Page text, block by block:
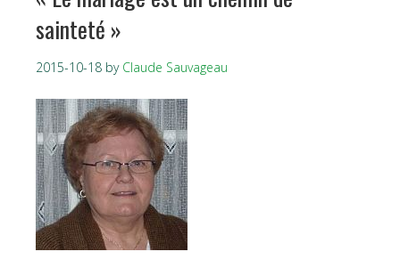
sainteté »
2015-10-18 by Claude Sauvageau